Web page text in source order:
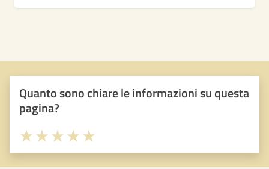
Quanto sono chiare le informazioni su questa
pagina?
Valuta 5 stelle su 5
Valuta 4 stelle su 5
Valuta 3 stelle su 5
Valuta 2 stelle su 5
Valuta 1 stelle su 5